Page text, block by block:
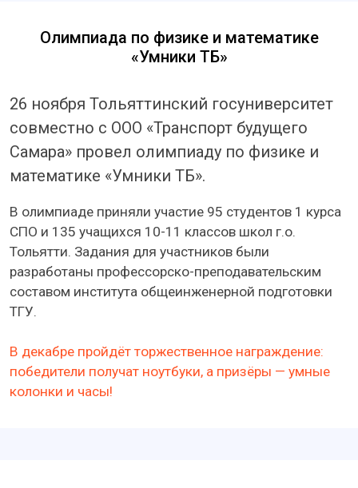
Олимпиада по физике и математике
«Умники ТБ»
26 ноября Тольяттинский госуниверситет
совместно с ООО «Транспорт будущего
Самара» провел олимпиаду по физике и
математике «Умники ТБ».
В олимпиаде приняли участие 95 студентов 1 курса
СПО и 135 учащихся 10-11 классов школ г.о.
Тольятти. Задания для участников были
разработаны профессорско-преподавательским
составом института общеинженерной подготовки
ТГУ.
В декабре пройдёт торжественное награждение:
победители получат ноутбуки, а призёры — умные
колонки и часы!